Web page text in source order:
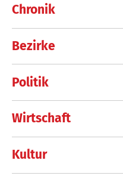
Chronik
Bezirke
Politik
Wirtschaft
Kultur